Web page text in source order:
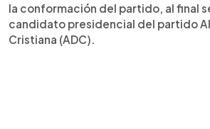
la conformación del partido, al final
candidato presidencial del partido
Cristiana (ADC).